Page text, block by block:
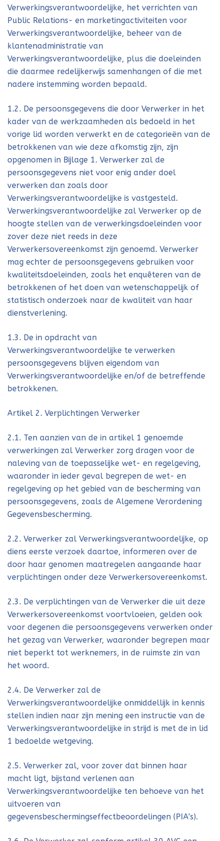
Verwerkingsverantwoordelijke, het verrichten van
Public Relations- en marketingactiviteiten voor
Verwerkingsverantwoordelijke, beheer van de
klantenadministratie van
Verwerkingsverantwoordelijke, plus die doeleinden
die daarmee redelijkerwijs samenhangen of die met
nadere instemming worden bepaald.
1.2. De persoonsgegevens die door Verwerker in het
kader van de werkzaamheden als bedoeld in het
vorige lid worden verwerkt en de categorieën van de
betrokkenen van wie deze afkomstig zijn, zijn
opgenomen in Bijlage 1. Verwerker zal de
persoonsgegevens niet voor enig ander doel
verwerken dan zoals door
Verwerkingsverantwoordelijke is vastgesteld.
Verwerkingsverantwoordelijke zal Verwerker op de
hoogte stellen van de verwerkingsdoeleinden voor
zover deze niet reeds in deze
Verwerkersovereenkomst zijn genoemd. Verwerker
mag echter de persoonsgegevens gebruiken voor
kwaliteitsdoeleinden, zoals het enquêteren van de
betrokkenen of het doen van wetenschappelijk of
statistisch onderzoek naar de kwaliteit van haar
dienstverlening.
1.3. De in opdracht van
Verwerkingsverantwoordelijke te verwerken
persoonsgegevens blijven eigendom van
Verwerkingsverantwoordelijke en/of de betreffende
betrokkenen.
Artikel 2. Verplichtingen Verwerker
2.1. Ten aanzien van de in artikel 1 genoemde
verwerkingen zal Verwerker zorg dragen voor de
naleving van de toepasselijke wet- en regelgeving,
waaronder in ieder geval begrepen de wet- en
regelgeving op het gebied van de bescherming van
persoonsgegevens, zoals de Algemene Verordening
Gegevensbescherming.
2.2. Verwerker zal Verwerkingsverantwoordelijke, op
diens eerste verzoek daartoe, informeren over de
door haar genomen maatregelen aangaande haar
verplichtingen onder deze Verwerkersovereenkomst.
2.3. De verplichtingen van de Verwerker die uit deze
Verwerkersovereenkomst voortvloeien, gelden ook
voor degenen die persoonsgegevens verwerken onder
het gezag van Verwerker, waaronder begrepen maar
niet beperkt tot werknemers, in de ruimste zin van
het woord.
2.4. De Verwerker zal de
Verwerkingsverantwoordelijke onmiddellijk in kennis
stellen indien naar zijn mening een instructie van de
Verwerkingsverantwoordelijke in strijd is met de in lid
1 bedoelde wetgeving.
2.5. Verwerker zal, voor zover dat binnen haar
macht ligt, bijstand verlenen aan
Verwerkingsverantwoordelijke ten behoeve van het
uitvoeren van
gegevensbeschermingseffectbeoordelingen (PIA’s).